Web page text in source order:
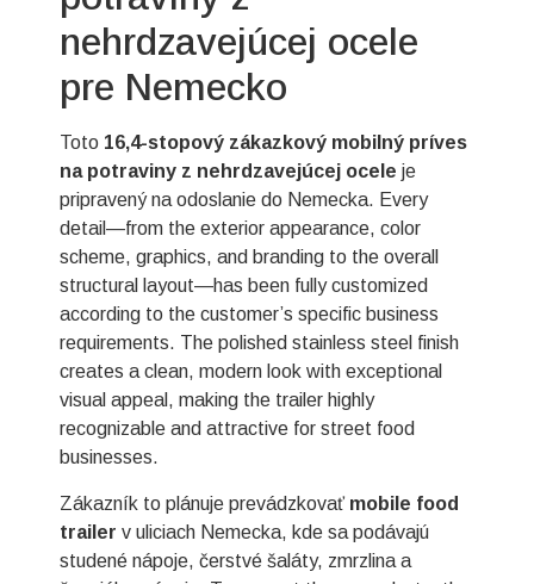
nehrdzavejúcej ocele
pre Nemecko
Toto 16,4-stopový zákazkový mobilný príves
na potraviny z nehrdzavejúcej ocele je
pripravený na odoslanie do Nemecka. Every
detail—from the exterior appearance, color
scheme, graphics, and branding to the overall
structural layout—has been fully customized
according to the customer’s specific business
requirements. The polished stainless steel finish
creates a clean, modern look with exceptional
visual appeal, making the trailer highly
recognizable and attractive for street food
businesses.
Zákazník to plánuje prevádzkovať mobile food
trailer v uliciach Nemecka, kde sa podávajú
studené nápoje, čerstvé šaláty, zmrzlina a